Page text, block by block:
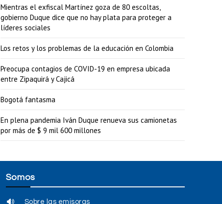
Mientras el exfiscal Martínez goza de 80 escoltas,
gobierno Duque dice que no hay plata para proteger a
líderes sociales
Los retos y los problemas de la educación en Colombia
Preocupa contagios de COVID-19 en empresa ubicada
entre Zipaquirá y Cajicá
Bogotá fantasma
En plena pandemia Iván Duque renueva sus camionetas
por más de $ 9 mil 600 millones
Somos
Sobre las emisoras